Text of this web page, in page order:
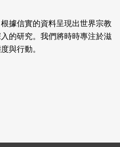
據信實的資料呈現出世界宗教
的研究。我們將時時專注於滋
與行動。